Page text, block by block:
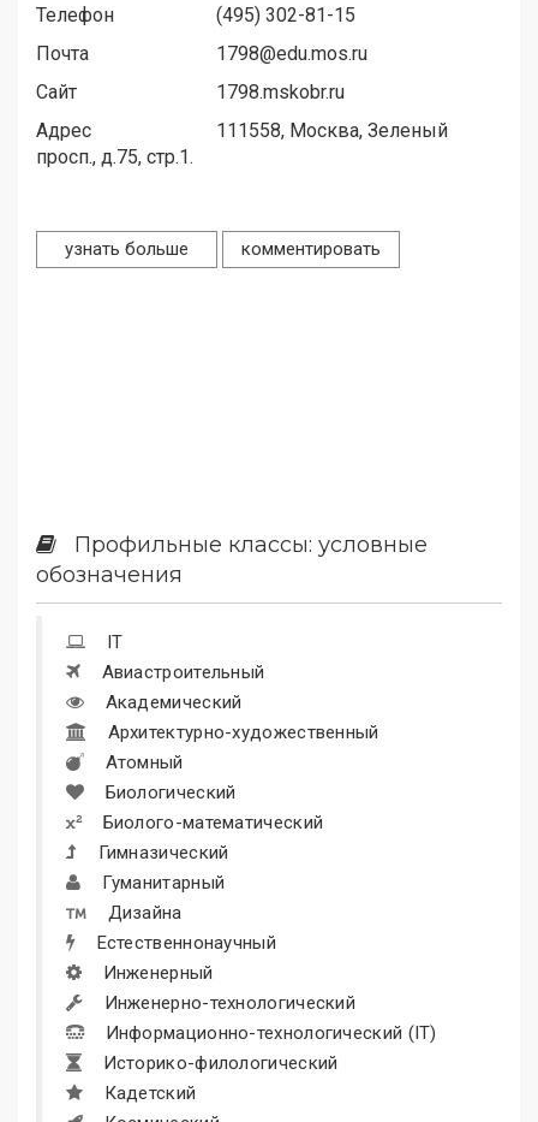
Телефон
(495) 302-81-15
Почта
1798@edu.mos.ru
Сайт
1798.mskobr.ru
Адрес
111558, Москва, Зеленый
просп., д.75, стр.1.
узнать больше комментировать
Профильные классы: условные
обозначения
IT
Авиастроительный
Академический
Архитектурно-художественный
Атомный
Биологический
Биолого-математический
Гимназический
Гуманитарный
Дизайна
Естественнонаучный
Инженерный
Инженерно-технологический
Информационно-технологический (IT)
Историко-филологический
Кадетский